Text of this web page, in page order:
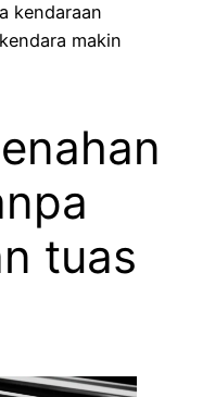
kendaraan
makin
tuas